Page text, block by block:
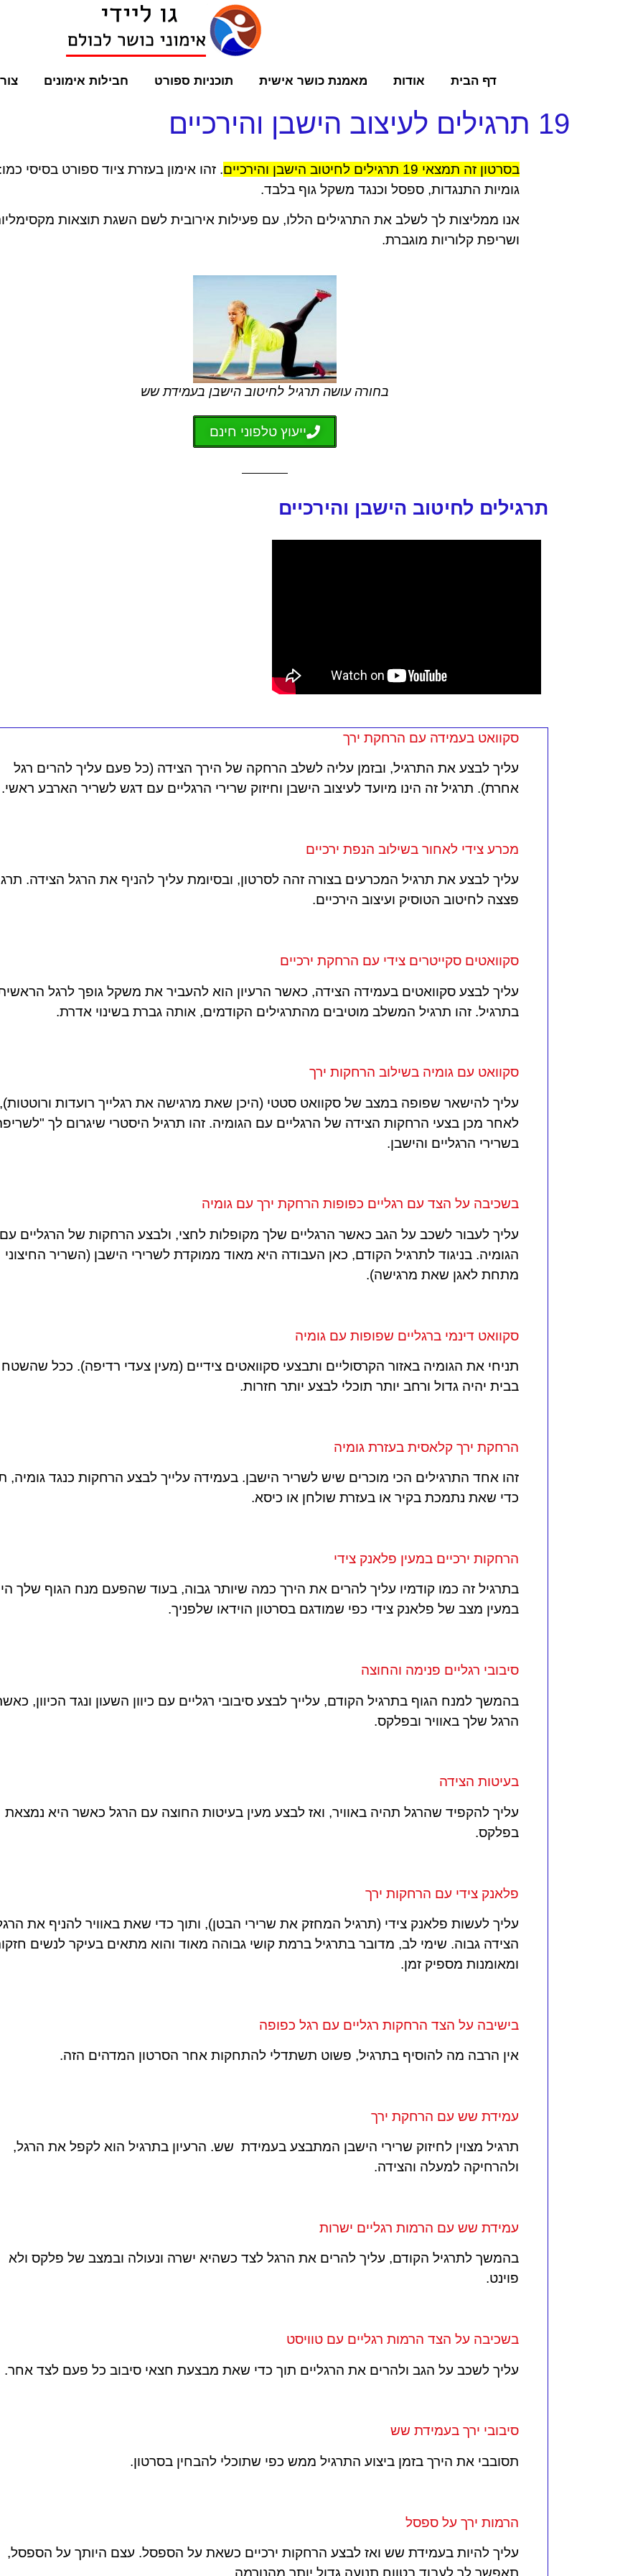
דף הבית אודות מאמנת כושר אישית תוכניות ספורט חבילות אימונים
19 תרגילים לעיצוב הישבן והירכיים
בסרטון זה תמצאי 19 תרגילים לחיטוב הישבן והירכיים
. זהו אימון בעזרת ציוד ספורט בסיסי
גומיות התנגדות, ספסל וכנגד משקל גוף בלבד.
אנו ממליצות לך לשלב את התרגילים הללו, עם פעילות אירובית לשם השגת תוצאות
ושריפת קלוריות מוגברת.
בחורה עושה תרגיל לחיטוב הישבן בעמידת שש
ייעוץ טלפוני חינם
תרגילים לחיטוב הישבן והירכיים
סקוואט בעמידה עם הרחקת ירך
עליך לבצע את התרגיל, ובזמן עליה לשלב הרחקה של הירך הצידה (כל פעם עליך להרים רגל
אחרת). תרגיל זה הינו מיועד לעיצוב הישבן וחיזוק שרירי הרגליים עם דגש לשריר הארבע ראשי.
מכרע צידי לאחור בשילוב הנפת ירכיים
עליך לבצע את תרגיל המכרעים בצורה זהה לסרטון, ובסיומת עליך להניף את הרגל הצידה.
פצצה לחיטוב הטוסיק ועיצוב הירכיים.
סקוואטים סקייטרים צידי עם הרחקת ירכיים
עליך לבצע סקוואטים בעמידה הצידה, כאשר הרעיון הוא להעביר את משקל גופך לרגל
בתרגיל. זהו תרגיל המשלב מוטיבים מהתרגילים הקודמים, אותה גברת בשינוי אדרת.
סקוואט עם גומיה בשילוב הרחקות ירך
עליך להישאר שפופה במצב של סקוואט סטטי (היכן שאת מרגישה את רגלייך רועדות ורוטטות),
לאחר מכן בצעי הרחקות הצידה של הרגליים עם הגומיה. זהו תרגיל היסטרי שיגרום לך
בשרירי הרגליים והישבן.
בשכיבה על הצד עם רגליים כפופות הרחקת ירך עם גומיה
עליך לעבור לשכב על הגב כאשר הרגליים שלך מקופלות לחצי, ולבצע הרחקות של הרגליים עם
הגומיה. בניגוד לתרגיל הקודם, כאן העבודה היא מאוד ממוקדת לשרירי הישבן (השריר החיצוני
מתחת לאגן שאת מרגישה).
סקוואט דינמי ברגליים שפופות עם גומיה
תניחי את הגומיה באזור הקרסוליים ותבצעי סקוואטים צידיים (מעין צעדי רדיפה). ככל שהשטח
בבית יהיה גדול ורחב יותר תוכלי לבצע יותר חזרות.
הרחקת ירך קלאסית בעזרת גומיה
זהו אחד התרגילים הכי מוכרים שיש לשריר הישבן. בעמידה עלייך לבצע הרחקות כנגד גומיה,
כדי שאת נתמכת בקיר או בעזרת שולחן או כיסא.
הרחקות ירכיים במעין פלאנק צידי
בתרגיל זה כמו קודמיו עליך להרים את הירך כמה שיותר גבוה, בעוד שהפעם מנח הגוף שלך
במעין מצב של פלאנק צידי כפי שמודגם בסרטון הוידאו שלפניך.
סיבובי רגליים פנימה והחוצה
בהמשך למנח הגוף בתרגיל הקודם, עלייך לבצע סיבובי רגליים עם כיוון השעון ונגד הכיוון,
הרגל שלך באוויר ובפלקס.
בעיטות הצידה
עליך להקפיד שהרגל תהיה באוויר, ואז לבצע מעין בעיטות החוצה עם הרגל כאשר היא נמצאת
בפלקס.
פלאנק צידי עם הרחקות ירך
עליך לעשות פלאנק צידי (תרגיל המחזק את שרירי הבטן), ותוך כדי שאת באוויר להניף את
הצידה גבוה. שימי לב, מדובר בתרגיל ברמת קושי גבוהה מאוד והוא מתאים בעיקר לנשים
ומאומנות מספיק זמן.
בישיבה על הצד הרחקות רגליים עם רגל כפופה
אין הרבה מה להוסיף בתרגיל, פשוט תשתדלי להתחקות אחר הסרטון המדהים הזה.
עמידת שש עם הרחקת ירך
תרגיל מצוין לחיזוק שרירי הישבן המתבצע בעמידת שש. הרעיון בתרגיל הוא לקפל את הרגל,
ולהרחיקה למעלה והצידה.
עמידת שש עם הרמות רגליים ישרות
בהמשך לתרגיל הקודם, עליך להרים את הרגל לצד כשהיא ישרה ונעולה ובמצב של פלקס ולא
פוינט.
בשכיבה על הצד הרמות רגליים עם טוויסט
עליך לשכב על הגב ולהרים את הרגליים תוך כדי שאת מבצעת חצאי סיבוב כל פעם לצד אחר.
סיבובי ירך בעמידת שש
תסובבי את הירך בזמן ביצוע התרגיל ממש כפי שתוכלי להבחין בסרטון.
הרמות ירך על ספסל
עליך להיות בעמידת שש ואז לבצע הרחקות ירכיים כשאת על הספסל. עצם היותך על הספסל,
תאפשר לך לעבוד בטווח תנועה גדול יותר מהנורמה.